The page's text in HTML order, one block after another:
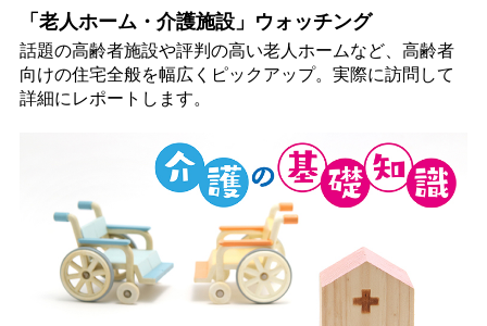
「老人ホーム・介護施設」ウォッチング
話題の高齢者施設や評判の高い老人ホームなど、高齢者
向けの住宅全般を幅広くピックアップ。実際に訪問して
詳細にレポートします。